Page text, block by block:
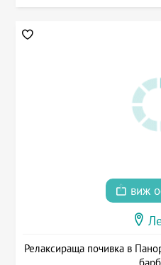
виж
Релаксираща почивка в